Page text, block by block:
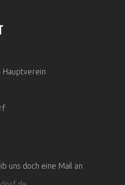
Hauptverein
uns doch eine Mail an